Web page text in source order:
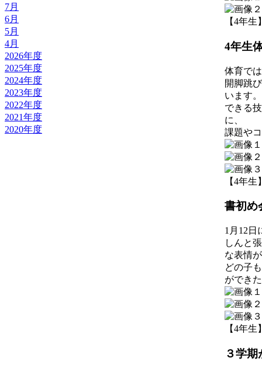
7月
6月
5月
4月
2026年度
2025年度
2024年度
2023年度
2022年度
2021年度
2020年度
【4年生
4年生
体育で
開脚跳
います。
できる
に、
課題や
【4年生
書初め
1月12日
しんと
な表情
どの子
ができ
【4年生
３学